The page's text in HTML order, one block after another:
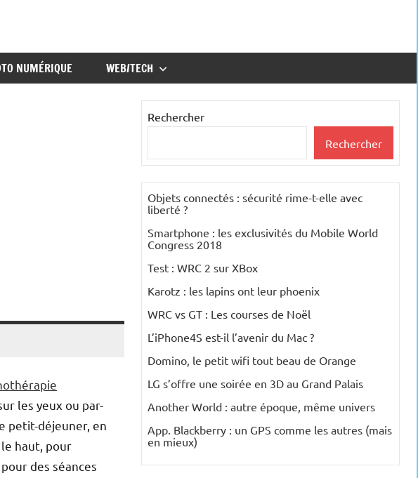
NUMÉRIQUE WEB/TECH
les yeux ou par-
petit-déjeuner, en
haut, pour
des séances
Rechercher
Rechercher
Objets connectés : sécurité rime-t-elle avec
liberté ?
Smartphone : les exclusivités du Mobile World
Congress 2018
Test : WRC 2 sur XBox
Karotz : les lapins ont leur phoenix
WRC vs GT : Les courses de Noël
L’iPhone4S est-il l’avenir du Mac ?
Domino, le petit wifi tout beau de Orange
LG s’offre une soirée en 3D au Grand Palais
Another World : autre époque, même univers
App. Blackberry : un GPS comme les autres (mais
en mieux)